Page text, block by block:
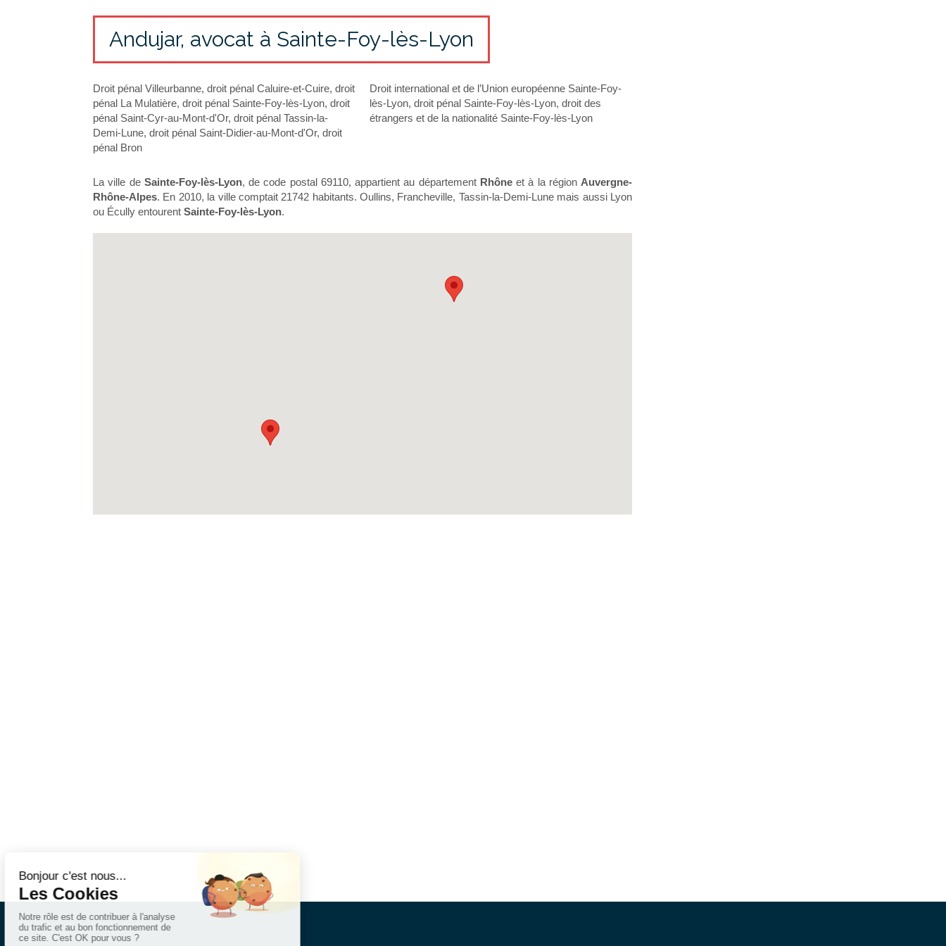
Andujar, avocat à Sainte-Foy-lès-Lyon
Droit pénal Villeurbanne, droit pénal Caluire-et-Cuire, droit
pénal La Mulatière, droit pénal Sainte-Foy-lès-Lyon, droit
pénal Saint-Cyr-au-Mont-d'Or, droit pénal Tassin-la-
Demi-Lune, droit pénal Saint-Didier-au-Mont-d'Or, droit
pénal Bron
Droit international et de l’Union européenne Sainte-Foy-
lès-Lyon, droit pénal Sainte-Foy-lès-Lyon, droit des
étrangers et de la nationalité Sainte-Foy-lès-Lyon
La ville de Sainte-Foy-lès-Lyon, de code postal 69110, appartient au département Rhôneet à la région Auvergne-
Rhône-Alpes. En 2010, la ville comptait 21742 habitants. Oullins, Francheville, Tassin-la-Demi-Lune mais aussi Lyon
ou Écully entourent Sainte-Foy-lès-Lyon.